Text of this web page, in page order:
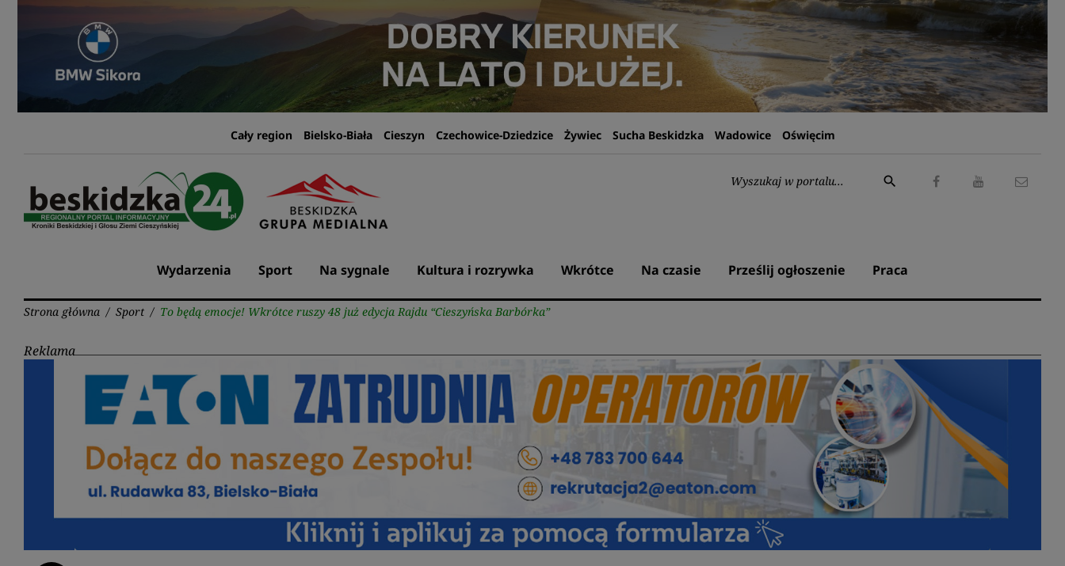
Przejdź
Cały region Bielsko-Biała Cieszyn Czechowice-Dziedzice Żywiec Sucha Beskidzka Wadowice Oświęcim
Wyszukaj:
search
Wydarzenia Sport Na sygnale Kultura i rozrywka Wkrótce Na czasie Prześlij ogłoszenie Praca
Strona główna / Sport / To będą emocje! Wkrótce ruszy 48 już edycja Rajdu “Cieszyńska Barbórka”
Reklama